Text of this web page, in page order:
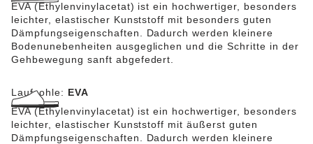
EVA (Ethylenvinylacetat) ist ein hochwertiger, besonders
leichter, elastischer Kunststoff mit besonders guten
Dämpfungseigenschaften. Dadurch werden kleinere
Bodenunebenheiten ausgeglichen und die Schritte in der
Gehbewegung sanft abgefedert.
Laufsohle: EVA
EVA (Ethylenvinylacetat) ist ein hochwertiger, besonders
leichter, elastischer Kunststoff mit äußerst guten
Dämpfungseigenschaften. Dadurch werden kleinere